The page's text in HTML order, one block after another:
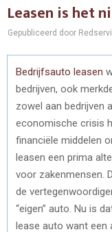
Leasen is het
Gepubliceerd door
Bedrijfsauto leasen
bedrijven, ook
zowel aan bedrijven
economische crisis
financiële middelen
leasen een prima
voor zakenmensen.
de
“eigen” auto. Nu is
lease auto want